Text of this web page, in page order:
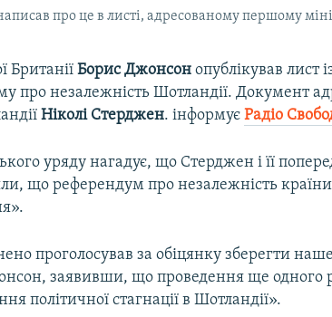
про це в листі, адресованому першому
БританіїБорис Джонсонопублікував лист
про незалежність Шотландії. Документ
Ніколі Стерджен. інформуєРадіо
уряду нагадує, що Стерджен і її
що референдум про незалежність країни
проголосував за обіцянку зберегти
заявивши, що проведення ще одного
політичної стагнації в Шотландії».